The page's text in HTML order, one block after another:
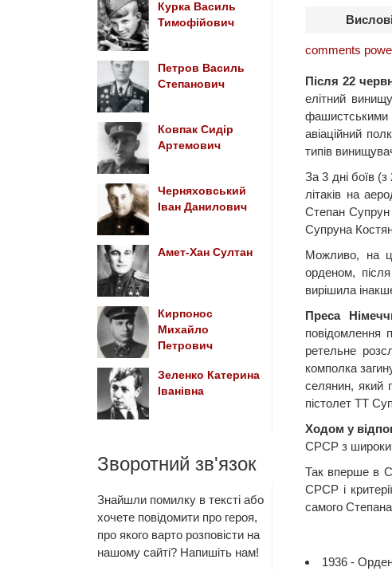
comments
Після 22
елітний
фашистськими
авіаційний
типів
За 3 дні боїв
літаків на
Степан
Супруна
Можливо, на
орденом,
вирішила
Преса
повідомлення
ретельне
комполка
селянин, який
пістолет ТТ
Ходом у
СРСР з широким
Так вперше в
СРСР і
самого
1936 -
Курка Василь
Тимофійович
Петров Василь
Степанович
Ковпак Сидір
Артемович
Черняховський
Іван Данилович
Амет-Хан Султан
Кирпонос
Михайло
Петрович
Зеленко Катерина
Іванівна
Зворотний зв'язок
Знайшли помилку в тексті або
хочете повідомити про героя,
про якого варто розповісти на
нашому сайті? Напишіть нам!